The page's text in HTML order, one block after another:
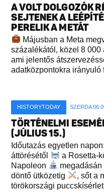
A VOLT DOLGOZÓK
SEJTENEK A
PERELIK A METÁT
Májusban a Meta
százalékától, közel 8 000
ami jelentős
adatközpontokra irányuló
HISTORYTODAY SZERDA
TÖRTÉNELMI
(JÚLIUS 15.)
Időutazás egyetlen
áttörésétől
a Rosetta-
Napoleon
döntő ütközetig
, sőt a
törökországi